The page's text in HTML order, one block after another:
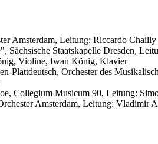
Amsterdam, Leitung: Riccardo Chailly
Staatskapelle Dresden,
Violine, Iwan König, Klavier
Orchester des
Collegium Musicum 90, Leitung:
Amsterdam, Leitung: Vladimir